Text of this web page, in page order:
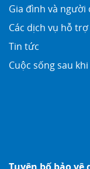
Gia đình và người
Các dịch vụ hỗ trợ
Tin tức
Cuộc sống sau